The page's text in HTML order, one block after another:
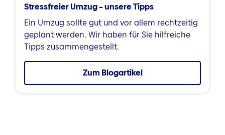
Stressfreier Umzug – unsere Tipps
Ein Umzug sollte gut und vor allem rechtzeitig
geplant werden. Wir haben für Sie hilfreiche
Tipps zusammengestellt.
Zum Blogartikel